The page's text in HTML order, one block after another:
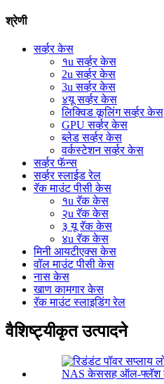
श्रेणी
सर्व्हर केस
१u सर्व्हर केस
2u सर्व्हर केस
3u सर्व्हर केस
४यू सर्व्हर केस
लिक्विड कूलिंग सर्व्हर केस
GPU सर्व्हर केस
ब्लेड सर्व्हर केस
वर्कस्टेशन सर्व्हर केस
सर्व्हर फॅन्स
सर्व्हर स्लाईड रेल
रॅक माउंट पीसी केस
१u रॅक केस
२u रॅक केस
३ यू रॅक केस
४u रॅक केस
मिनी आयटीएक्स केस
वॉल माउंट पीसी केस
नास केस
खाण कामगार केस
रॅक माउंट स्लाइडिंग रेल
वैशिष्ट्यीकृत उत्पादने